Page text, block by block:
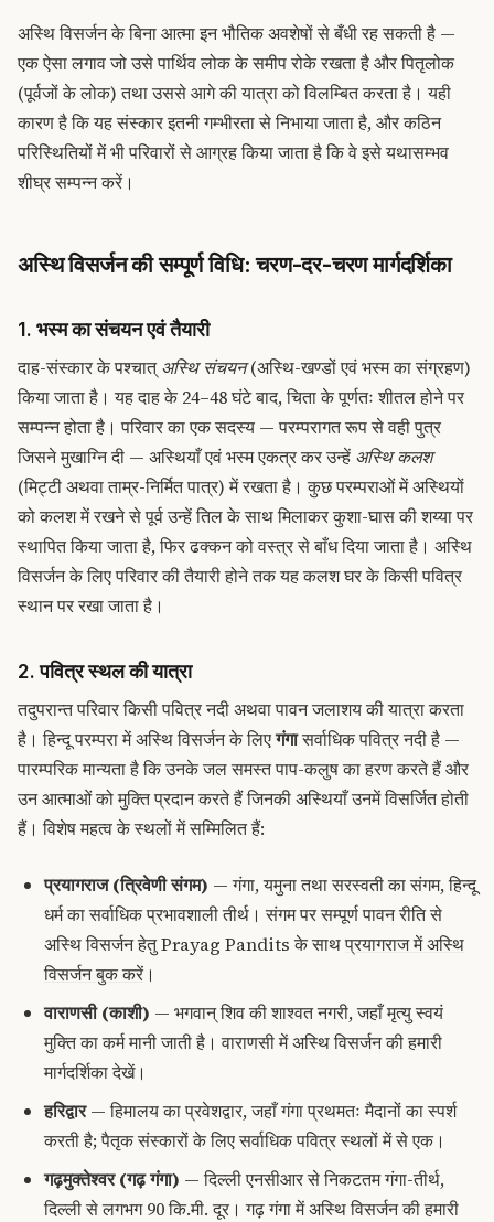
अस्थि विसर्जन के बिना आत्मा इन भौतिक अवशेषों से बँधी रह सकती है —
एक ऐसा लगाव जो उसे पार्थिव लोक के समीप रोके रखता है और पितृलोक
(पूर्वजों के लोक) तथा उससे आगे की यात्रा को विलम्बित करता है। यही
कारण है कि यह संस्कार इतनी गम्भीरता से निभाया जाता है, और कठिन
परिस्थितियों में भी परिवारों से आग्रह किया जाता है कि वे इसे यथासम्भव
शीघ्र सम्पन्न करें।
अस्थि विसर्जन की सम्पूर्ण विधि: चरण-दर-चरण मार्गदर्शिका
1. भस्म का संचयन एवं तैयारी
दाह-संस्कार के पश्चात्अस्थि संचयन(अस्थि-खण्डों एवं भस्म का संग्रहण)
किया जाता है। यह दाह के 24–48 घंटे बाद, चिता के पूर्णतः शीतल होने पर
सम्पन्न होता है। परिवार का एक सदस्य — परम्परागत रूप से वही पुत्र
जिसने मुखाग्नि दी — अस्थियाँ एवं भस्म एकत्र कर उन्हें अस्थि कलश
(मिट्टी अथवा ताम्र-निर्मित पात्र) में रखता है। कुछ परम्पराओं में अस्थियों
को कलश में रखने से पूर्व उन्हें तिल के साथ मिलाकर कुशा-घास की शय्या पर
स्थापित किया जाता है, फिर ढक्कन को वस्त्र से बाँध दिया जाता है। अस्थि
विसर्जन के लिए परिवार की तैयारी होने तक यह कलश घर के किसी पवित्र
स्थान पर रखा जाता है।
2. पवित्र स्थल की यात्रा
तदुपरान्त परिवार किसी पवित्र नदी अथवा पावन जलाशय की यात्रा करता
है। हिन्दू परम्परा में अस्थि विसर्जन के लिएगंगासर्वाधिक पवित्र नदी है —
पारम्परिक मान्यता है कि उनके जल समस्त पाप-कलुष का हरण करते हैं और
उन आत्माओं को मुक्ति प्रदान करते हैं जिनकी अस्थियाँ उनमें विसर्जित होती
हैं। विशेष महत्व के स्थलों में सम्मिलित हैं:
प्रयागराज (त्रिवेणी संगम) — गंगा, यमुना तथा सरस्वती का संगम, हिन्दू
धर्म का सर्वाधिक प्रभावशाली तीर्थ। संगम पर सम्पूर्ण पावन रीति से
अस्थि विसर्जन हेतु Prayag Pandits के साथप्रयागराज में अस्थि
विसर्जन बुक करें ।
वाराणसी (काशी) — भगवान् शिव की शाश्वत नगरी, जहाँ मृत्यु स्वयं
मुक्ति का कर्म मानी जाती है। वाराणसी में अस्थि विसर्जन की हमारी
मार्गदर्शिका देखें।
हरिद्वार— हिमालय का प्रवेशद्वार, जहाँ गंगा प्रथमतः मैदानों का स्पर्श
करती है; पैतृक संस्कारों के लिए सर्वाधिक पवित्र स्थलों में से एक।
गढ़मुक्तेश्वर (गढ़ गंगा) — दिल्ली एनसीआर से निकटतम गंगा-तीर्थ,
दिल्ली से लगभग 90 कि.मी. दूर। गढ़ गंगा में अस्थि विसर्जन की हमारी